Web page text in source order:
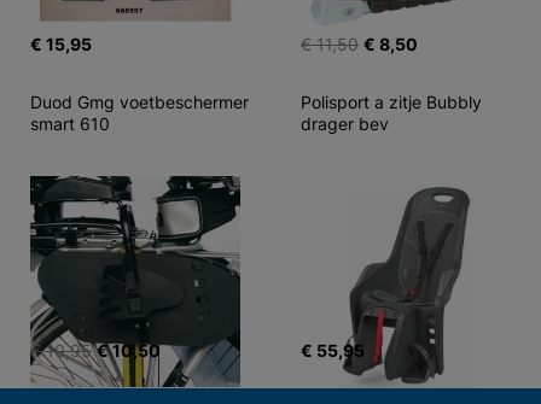
€ 15,95 € 11,50 € 8,50
Duod Gmg voetbeschermer
smart 610
€ 10,95 € 10,50
Polisport a zitje Bubbly
drager bev
€ 55,95